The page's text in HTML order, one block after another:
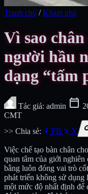
Tranh chủ / Khám phá
Vì sao
người hầu
dạng “tấm
Tác giả: admin calendar_today
CMT
>> Chia sẻ:
FB X
Việc chế tạo bàn chân
quan tâm của giới
bằng luôn đóng vai trò
phát triển không sử dụng
một mức độ nhất định để